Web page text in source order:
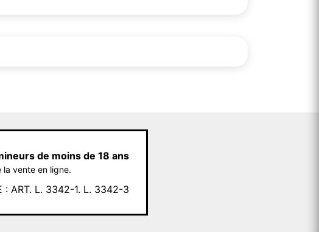
de moins de 18 ans
la vente en ligne.
: ART. L. 3342-1. L. 3342-3